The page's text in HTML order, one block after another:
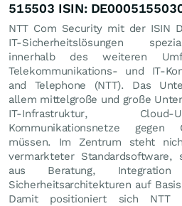
515503 ISIN:
NTT Com Security mit der ISIN
IT-Sicherheitslösungen
innerhalb des weiteren
Telekommunikations- und IT-
and Telephone (NTT). Das
allem mittelgroße und große
IT-Infrastruktur, Cloud-
Kommunikationsnetze gegen
müssen. Im Zentrum steht
vermarkteter Standardsoftware,
aus Beratung,
Sicherheitsarchitekturen auf
Damit positioniert sich